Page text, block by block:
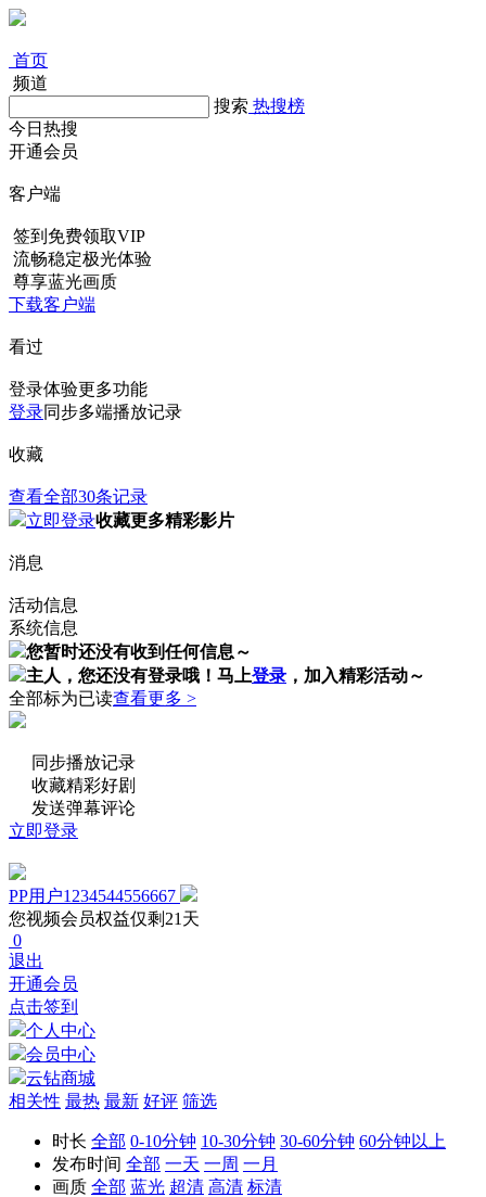
首页
频道
搜索 热搜榜
今日热搜
开通会员
客户端
签到免费领取VIP
流畅稳定极光体验
尊享蓝光画质
下载客户端
看过
登录体验更多功能
登录同步多端播放记录
收藏
查看全部30条记录
立即登录收藏更多精彩影片
消息
活动信息
系统信息
您暂时还没有收到任何信息～
主人，您还没有登录哦！ 马上登录 ，加入精彩活动～
全部标为已读查看更多 >
同步播放记录
收藏精彩好剧
发送弹幕评论
立即登录
PP用户1234544556667
您视频会员权益仅剩21天
0
退出
开通会员
点击签到
个人中心
会员中心
云钻商城
相关性 最热 最新 好评 筛选
时长 全部 0-10分钟 10-30分钟 30-60分钟 60分钟以上
发布时间 全部 一天 一周 一月
画质 全部 蓝光 超清 高清 标清